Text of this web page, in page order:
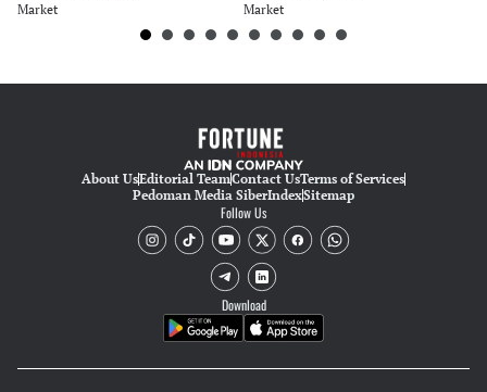
Market Market
About UsEditorial TeamContact UsTerms of Services
Pedoman Media SiberIndexSitemap
Follow Us
Download